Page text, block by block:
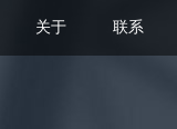
关于 联系